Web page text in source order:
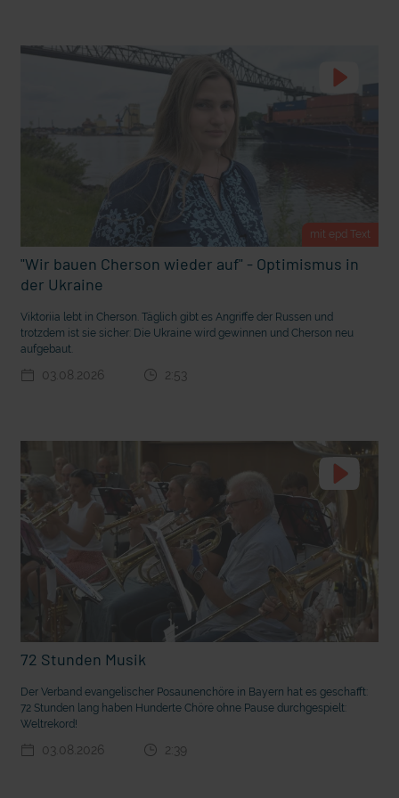
Ostern erleben wie vor 2000 Jahren in Jerusalem
Vorhang auf für Kinderzirkus Giovanni
mit epd Text
"Wir bauen Cherson wieder auf" - Optimismus in
der Ukraine
Viktoriia lebt in Cherson. Täglich gibt es Angriffe der Russen und
trotzdem ist sie sicher: Die Ukraine wird gewinnen und Cherson neu
aufgebaut.
03.08.2026 2:53
72 Stunden Musik
Der Verband evangelischer Posaunenchöre in Bayern hat es geschafft:
72 Stunden lang haben Hunderte Chöre ohne Pause durchgespielt:
Weltrekord!
03.08.2026 2:39